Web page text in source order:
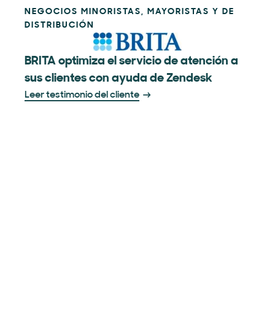
NEGOCIOS MINORISTAS, MAYORISTAS Y DE
DISTRIBUCIÓN
BRITA optimiza el servicio de atención a
sus clientes con ayuda de Zendesk
Leer testimonio del cliente